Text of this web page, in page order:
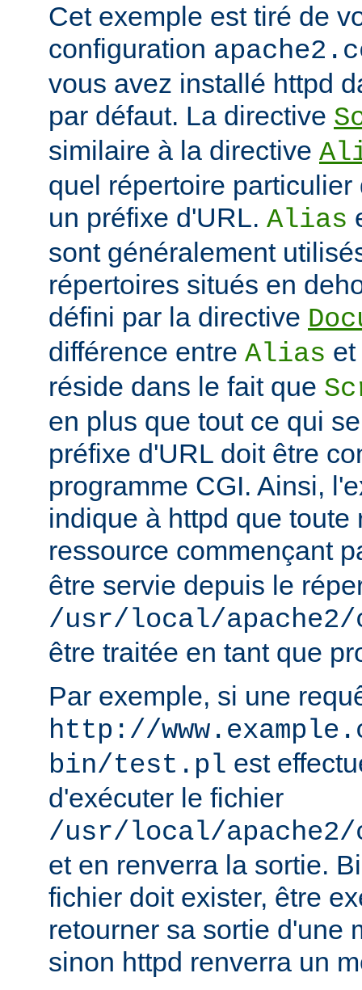
Cet exemple est tiré de
configuration
vous avez installé httpd
par défaut. La directive
similaire à la directive
quel répertoire
un préfixe d'URL. Alias
sont généralement
répertoires situés en
défini par la directive
différence entre Alias et
réside dans le fait que
en plus que tout ce qui
préfixe d'URL doit être
programme CGI. Ainsi,
indique à httpd que toute
ressource commençant
être servie depuis le
/usr/local/
être traitée en tant que
Par exemple, si une
http://
bin/test.pl est
d'exécuter le fichier
/usr/local/
et en renverra la sortie.
fichier doit exister, être
retourner sa sortie d'une
sinon httpd renverra un